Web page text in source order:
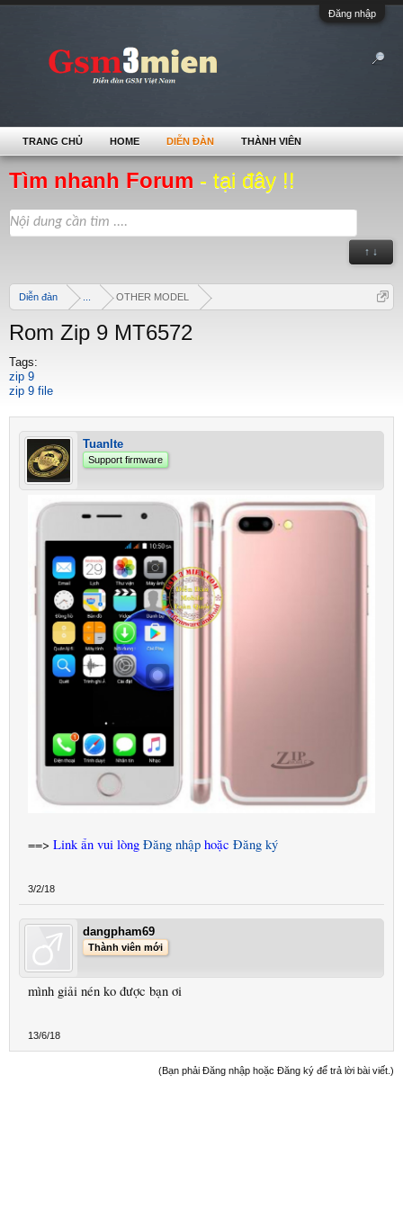
Đăng nhập
Tìm nhanh Forum - tại đây !!
↑ ↓
Diễn đàn OTHER MODEL
Rom Zip 9 MT6572
Tags:
zip 9
zip 9 file
Tuanlte
Support firmware
==> Link ẩn vui lòng Đăng nhập hoặc Đăng ký
3/2/18
dangpham69
Thành viên mới
mình giải nén ko được bạn ơi
13/6/18
(Bạn phải Đăng nhập hoặc Đăng ký để trả lời bài viết.)
TRANG CHỦ HOME DIỄN ĐÀN THÀNH VIÊN